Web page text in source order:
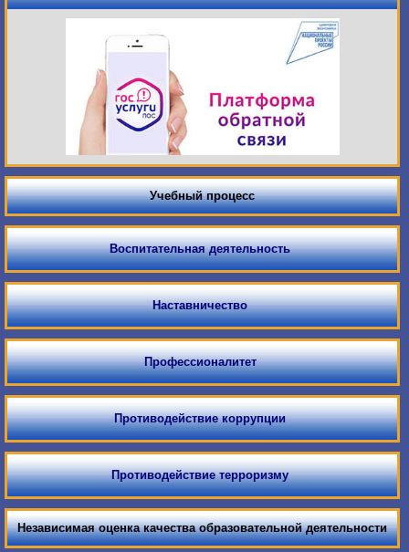
Учебный процесс
Воспитательная деятельность
Наставничество
Профессионалитет
Противодействие коррупции
Противодействие терроризму
Независимая оценка качества образовательной деятельности